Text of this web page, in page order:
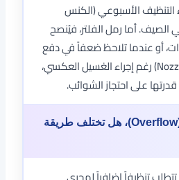
الأسبوعي (الكنس
أما رمل الفلتر، فيُنصح
كل 3 إلى 5 سنوات، أو عندما تلاحظ ضعفاً في دفع
المياه من الفتحات (Nozzles) رغم إجراء الغسيل العكسي،
على احتجاز الشوائب.
لدي مسبح أوفر فلو (Overflow)، هل تختلف طريقة